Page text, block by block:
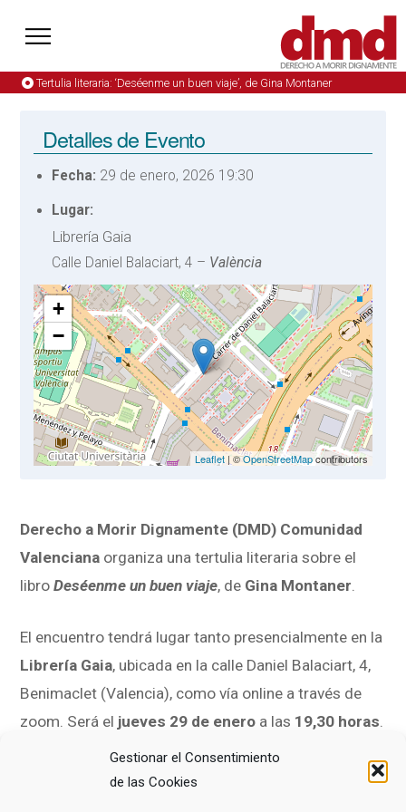
Gestionar el Consentimiento
de las Cookies
Tertulia literaria: ‘Deséenme un buen viaje’, de Gina Montaner
Detalles de Evento
Fecha: 29 de enero, 2026 19:30
Lugar:
Librería Gaia
Calle Daniel Balaciart, 4 – València
+
−
Leaflet| ©OpenStreetMapcontributors
Derecho a Morir Dignamente (DMD) Comunidad
Valenciana organiza una tertulia literaria sobre el
libroDeséenme un buen viaje, de Gina Montaner.
El encuentro tendrá lugar tanto presencialmente en la
Librería Gaia, ubicada en la calle Daniel Balaciart, 4,
Benimaclet (Valencia), como vía online a través de
zoom. Será el jueves 29 de enero a las 19,30 horas
En esta obra, la autora emprende junto a su padre,